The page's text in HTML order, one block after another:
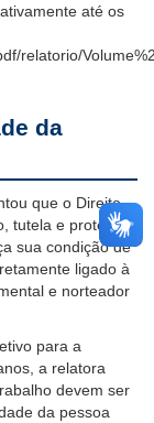
até os
relatorio/
da
que o Direito
tutela e protege o
sua condição de
ligado à
e norteador
para a
a relatora
devem ser
da pessoa